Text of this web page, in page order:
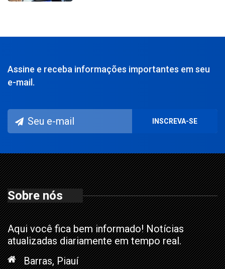
Assine e receba informações importantes em seu
e-mail.
Sobre nós
Aqui você fica bem informado! Notícias
atualizadas diariamente em tempo real.
Barras, Piauí